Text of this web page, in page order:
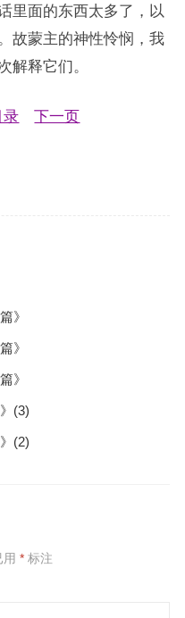
里面的东西太多了，以
故蒙主的神性怜悯，我
解释它们。
录 下一页
》
》
》
(3)
(2)
用 *标注